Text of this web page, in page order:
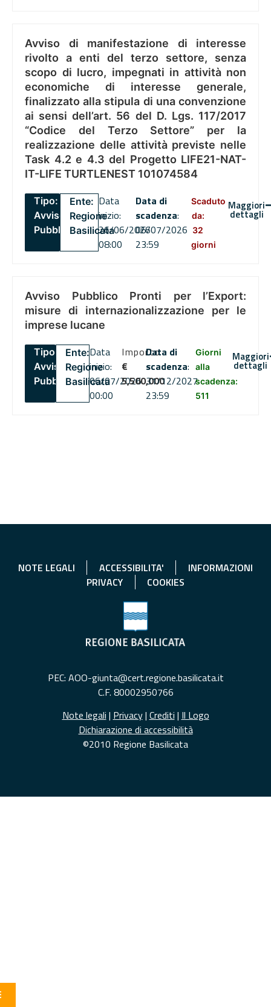
Avviso di manifestazione di interesse
rivolto a enti del terzo settore, senza
scopo di lucro, impegnati in attività non
economiche di interesse generale,
finalizzato alla stipula di una convenzione
ai sensi dell’art. 56 del D. Lgs. 117/2017
“Codice del Terzo Settore” per la
realizzazione delle attività previste nelle
Task 4.2 e 4.3 del Progetto LIFE21-NAT-
IT-LIFE TURTLENEST 101074584
Tipo:
Avviso
Pubblico
Ente:
Regione
Basilicata
Data
inizio:
26/06/2026
08:00
Data di
scadenza:
06/07/2026
23:59
Scaduto
da:
32
giorni
Maggiori
dettagli
Avviso Pubblico Pronti per l’Export:
misure di internazionalizzazione per le
imprese lucane
Tipo:
Avviso
Pubblico
Ente:
Regione
Basilicata
Data
inizio:
06/07/2026
00:00
Importo
€
5,500,000
Data di
scadenza:
31/12/2027
23:59
Giorni
alla
scadenza:
511
Maggiori
dettagli
NOTE LEGALI ACCESSIBILITA'
INFORMAZIONI
PRIVACY
COOKIES
PEC: AOO-giunta@cert.regione.basilicata.it
C.F. 80002950766
Note legali | Privacy| Crediti | Il Logo
Dichiarazione di accessibilità
©2010 Regione Basilicata